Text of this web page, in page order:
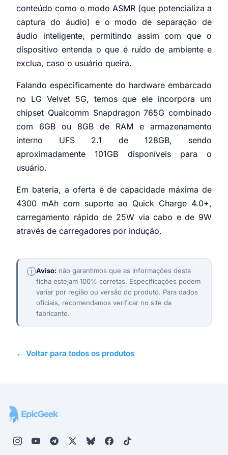
conteúdo como o modo ASMR (que potencializa a
captura do áudio) e o modo de separação de
áudio inteligente, permitindo assim com que o
dispositivo entenda o que é ruído de ambiente e
exclua, caso o usuário queira.
Falando especificamente do hardware embarcado
no LG Velvet 5G, temos que ele incorpora um
chipset Qualcomm Snapdragon 765G combinado
com 6GB ou 8GB de RAM e armazenamento
interno UFS 2.1 de 128GB, sendo
aproximadamente 101GB disponíveis para o
usuário.
Em bateria, a oferta é de capacidade máxima de
4300 mAh com suporte ao Quick Charge 4.0+,
carregamento rápido de 25W via cabo e de 9W
através de carregadores por indução.
ⓘAviso:não garantimos que as informações desta
ficha estejam 100% corretas. Especificações podem
variar por região ou versão do produto. Para dados
oficiais, recomendamos verificar no site da
fabricante.
← Voltar para todos os produtos